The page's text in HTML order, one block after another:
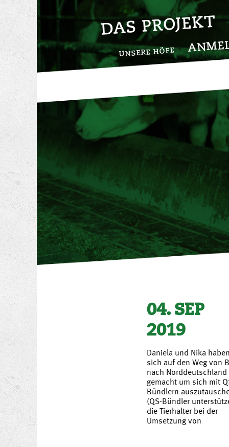
DAS PROJEKT
UNSERE HÖFE
04. SEP
2019
Daniela und Nika haben
sich auf den Weg von
nach Norddeutschland
gemacht um sich mit
Bündlern
(QS-Bündler
die Tierhalter bei der
Umsetzung von